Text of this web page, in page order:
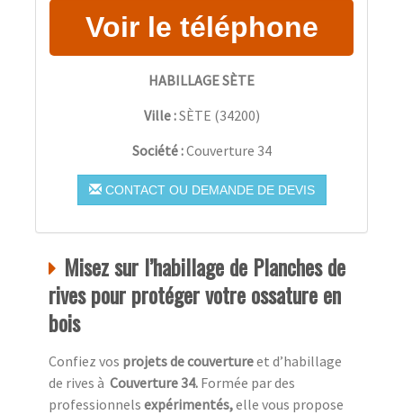
HABILLAGE SÈTE
Ville :SÈTE (34200)
Société :Couverture 34
CONTACT OU DEMANDE DE DEVIS
Misez sur l’habillage de Planches de
rives pour protéger votre ossature en
bois
Confiez vos projets de couvertureet d’habillage
de rives à Couverture 34. Formée par des
professionnels expérimentés,elle vous propose